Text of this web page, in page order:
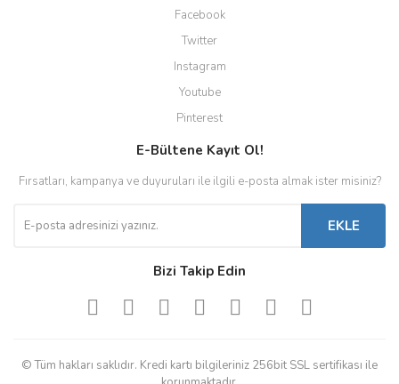
Facebook
Twitter
Instagram
Youtube
Pinterest
E-Bültene Kayıt Ol!
Fırsatları, kampanya ve duyuruları ile ilgili e-posta almak ister misiniz?
EKLE
Bizi Takip Edin
© Tüm hakları saklıdır. Kredi kartı bilgileriniz 256bit SSL sertifikası ile